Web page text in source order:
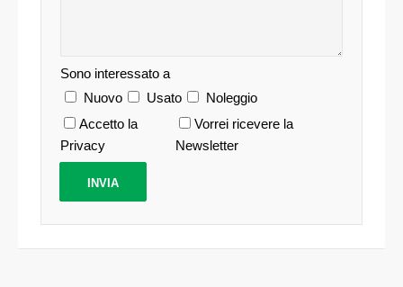
Sono interessato a
Nuovo
Usato
Noleggio
Accetto la
Privacy
Vorrei ricevere la
Newsletter